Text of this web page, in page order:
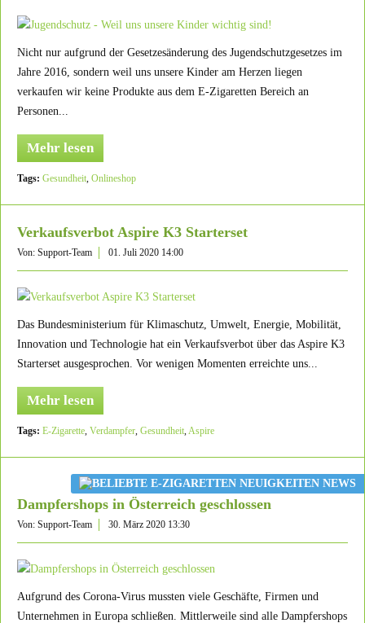
Nicht nur aufgrund der Gesetzesänderung des Jugendschutzgesetzes im
Jahre 2016, sondern weil uns unsere Kinder am Herzen liegen
verkaufen wir keine Produkte aus dem E-Zigaretten Bereich an
Personen...
Mehr lesen
Tags: Gesundheit, Onlineshop
Verkaufsverbot Aspire K3 Starterset
Von: Support-Team 01. Juli 2020 14:00
Das Bundesministerium für Klimaschutz, Umwelt, Energie, Mobilität,
Innovation und Technologie hat ein Verkaufsverbot über das Aspire K3
Starterset ausgesprochen. Vor wenigen Momenten erreichte uns...
Mehr lesen
Tags: E-Zigarette, Verdampfer, Gesundheit,Aspire
Dampfershops in Österreich geschlossen
Von: Support-Team 30. März 2020 13:30
Aufgrund des Corona-Virus mussten viele Geschäfte, Firmen und
Unternehmen in Europa schließen. Mittlerweile sind alle Dampfershops